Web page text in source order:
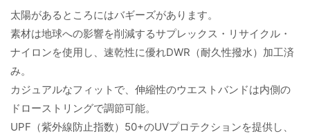
太陽があるところにはバギーズがあります。
素材は地球への影響を削減するサプレックス・リサイクル・
ナイロンを使用し、速乾性に優れDWR（耐久性撥水）加工済
み。
カジュアルなフィットで、伸縮性のウエストバンドは内側の
ドローストリングで調節可能。
UPF（紫外線防止指数）50+のUVプロテクションを提供し、